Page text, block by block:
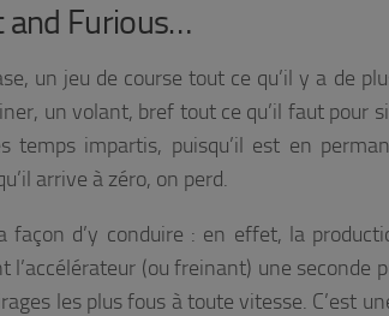
and Furious…
un jeu de course tout ce qu’il y a de
un volant, bref tout ce qu’il faut
temps impartis, puisqu’il est en
arrive à zéro, on perd.
façon d’y conduire : en effet, la
l’accélérateur (ou freinant) une
les plus fous à toute vitesse. C’est